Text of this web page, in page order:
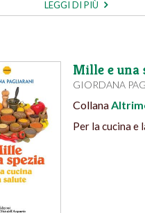
LEGGI DI PIÙ
Mille e una
GIORDANA
Collana
Per la cucina e